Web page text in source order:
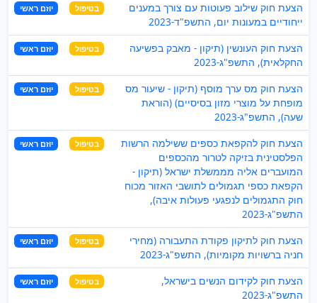
הצעת חוק שילוב פעוטות עם צורך במענים
ייחודיים במעונות יום, התשפ"ד-2023
בטיפול יוזם ראשי
הצעת חוק העונשין (תיקון - מאבק בפשיעה
החקלאית), התשפ"ג-2023
בטיפול יוזם ראשי
הצעת חוק מס ערך מוסף (תיקון - שיעור מס
מופחת על מוצרי מזון בסיסיים) (הוראת
שעה), התשפ"ג-2023
בטיפול יוזם ראשי
הצעת חוק להקפאת כספים ששילמה הרשות
הפלסטינית בזיקה לטרור מהכספים
המועברים אליה מממשלת ישראל (תיקון -
הקפאת כספי תגמולים לתושבי האזור מכוח
חוק התגמולים לנפגעי פעולות איבה),
התשפ"ג-2023
בטיפול יוזם ראשי
הצעת חוק לתיקון פקודת התעבורה (מחירי
חניה ברשויות מקומיות), התשפ"ג-2023
בטיפול יוזם ראשי
הצעת חוק לקידום הנשים בישראל,
התשפ"ג-2023
בטיפול יוזם ראשי